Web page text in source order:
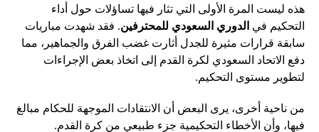
هذه ليست المرة الأولى التي تثار فيها تساؤلات حول أداء
التحكيم في الدوري السعودي للمحترفين. فقد شهدت مباريات
سابقة قرارات مثيرة للجدل أثارت غضب الفرق والجماهير، مما
دفع الاتحاد السعودي لكرة القدم إلى اتخاذ بعض الإجراءات
لتطوير مستوى التحكيم.
من ناحية أخرى، يرى البعض أن الانتقادات الموجهة للحكام مبالغ
فيها، وأن الأخطاء التحكيمية جزء طبيعي من كرة القدم.